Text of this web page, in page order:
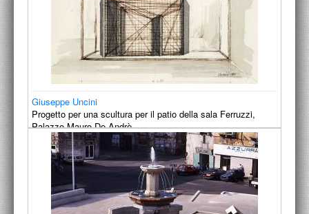
Giuseppe Uncini
Progetto per una scultura per il patio della sala Ferruzzi,
Palazzo Mauro De Andrè.